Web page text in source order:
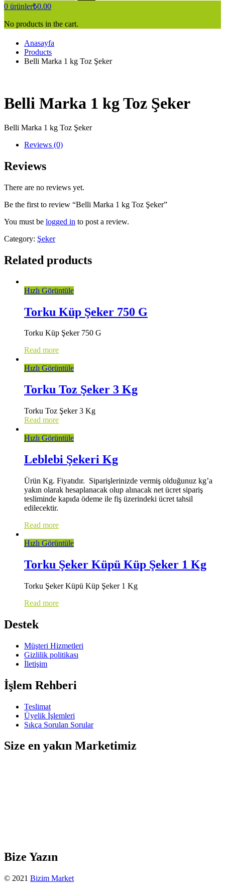
0 ürünler₺0.00
No products in the cart.
Anasayfa
Products
Belli Marka 1 kg Toz Şeker
Belli Marka 1 kg Toz Şeker
Belli Marka 1 kg Toz Şeker
Reviews (0)
Reviews
There are no reviews yet.
Be the first to review “Belli Marka 1 kg Toz Şeker”
You must be logged in to post a review.
Category: Şeker
Related products
Hızlı Görüntüle
Torku Küp Şeker 750 G
Torku Küp Şeker 750 G
Read more
Hızlı Görüntüle
Torku Toz Şeker 3 Kg
Torku Toz Şeker 3 Kg
Read more
Hızlı Görüntüle
Leblebi Şekeri Kg
Ürün Kg. Fiyatıdır. Siparişlerinizde vermiş olduğunuz kg’a
yakın olarak hesaplanacak olup alınacak net ücret sipariş
tesliminde kapıda ödeme ile fiş üzerindeki ücret tahsil
edilecektir.
Read more
Hızlı Görüntüle
Torku Şeker Küpü Küp Şeker 1 Kg
Torku Şeker Küpü Küp Şeker 1 Kg
Read more
Destek
Müşteri Hizmetleri
Gizlilik politikası
İletişim
İşlem Rehberi
Teslimat
Üyelik İşlemleri
Sıkça Sorulan Sorular
Size en yakın Marketimiz
Bize Yazın
© 2021 Bizim Market